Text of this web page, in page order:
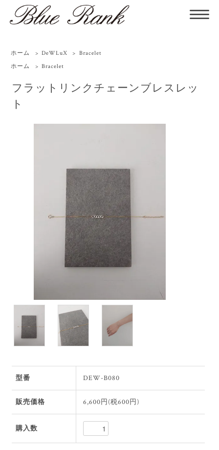
ホーム > DeWLuX > Bracelet
ホーム
> Bracelet
フラットリンクチェーンブレスレッ
ト
型番 DEW-B080
販売価格 6,600円(税600円)
購入数